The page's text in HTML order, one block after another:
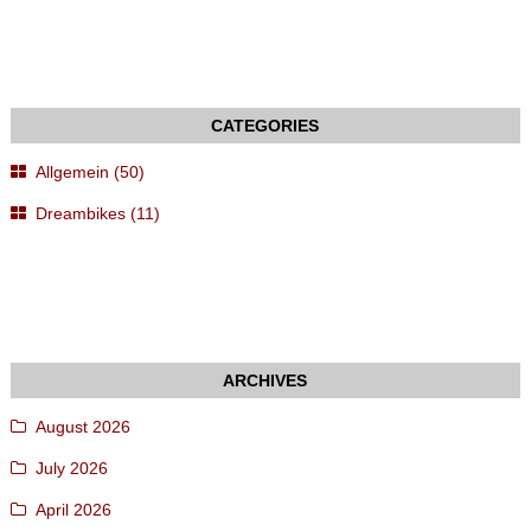
Allgemein (50)
Dreambikes (11)
August 2026
July 2026
April 2026